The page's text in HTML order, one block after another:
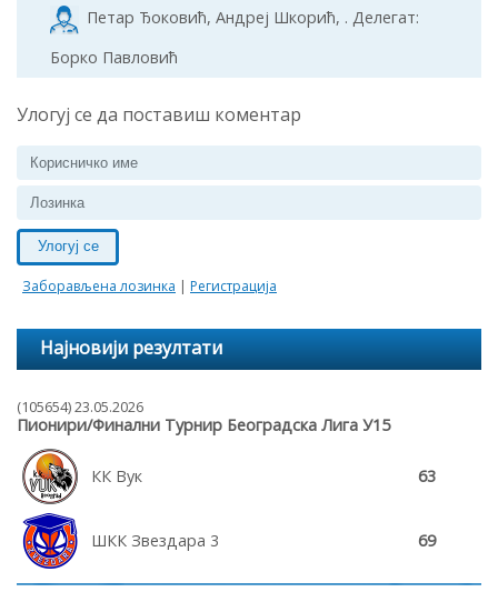
Петар Ђоковић, Андреј Шкорић, . Делегат:
Борко Павловић
Улогуј се да поставиш коментар
Улогуј се
Заборављена лозинка | Регистрација
Најновији резултати
(105654) 23.05.2026
Пионири/Финални Турнир Београдска Лига У15
КК Вук 63
ШКК Звездара 3 69